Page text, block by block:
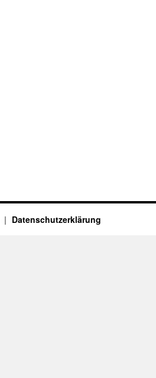
Datenschutzerklärung